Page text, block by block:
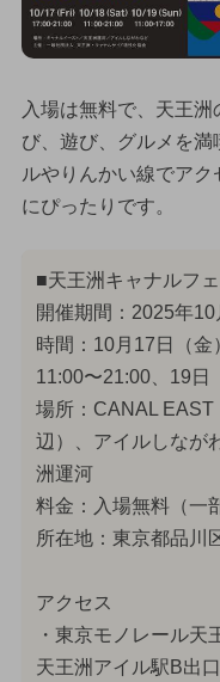
入場は無料で、天王
び、遊び、グルメを
ルやりんかい線でア
にぴったりです。
■天王洲キャナルフ
開催期間：2025年10
時間：10月17日（金
11:00〜21:00、19日
場所：CANAL EAST
辺）、アイルしなが
洲運河
料金：入場無料（一
所在地：東京都品川
アクセス
・東京モノレール天
天王洲アイル駅B出